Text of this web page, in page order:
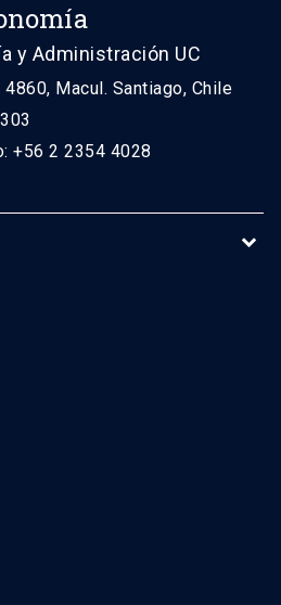
y Administración UC
Macul. Santiago, Chile
+56 2 2354 4028